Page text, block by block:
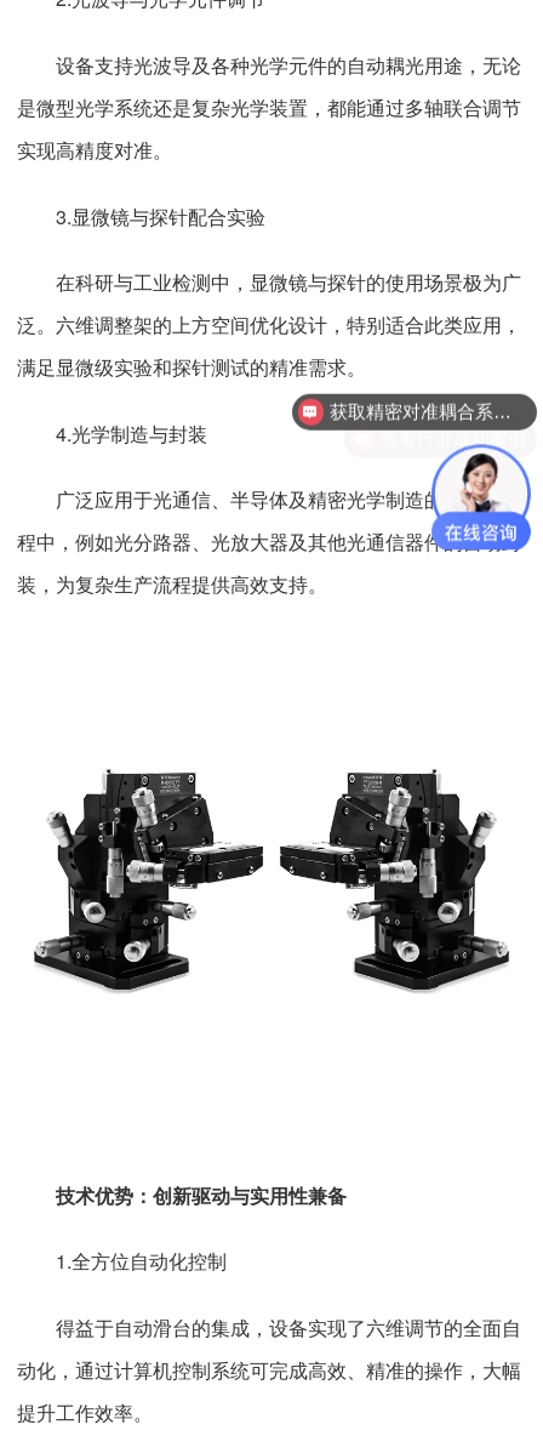
设备支持光波导及各种光学元件的自动耦光用途，无论
是微型光学系统还是复杂光学装置，都能通过多轴联合调节
实现高精度对准。
3.显微镜与探针配合实验
在科研与工业检测中，显微镜与探针的使用场景极为广
泛。六维调整架的上方空间优化设计，特别适合此类应用，
满足显微级实验和探针测试的精准需求。
4.光学制造与封装
广泛应用于光通信、半导体及精密光学制造的自动化流
程中，例如光分路器、光放大器及其他光通信器件的自动封
装，为复杂生产流程提供高效支持。
技术优势：创新驱动与实用性兼备
1.全方位自动化控制
得益于自动滑台的集成，设备实现了六维调节的全面自
动化，通过计算机控制系统可完成高效、精准的操作，大幅
提升工作效率。
查看行业成功案例